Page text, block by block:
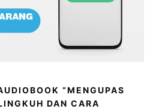
“MENGUPAS
DAN CARA